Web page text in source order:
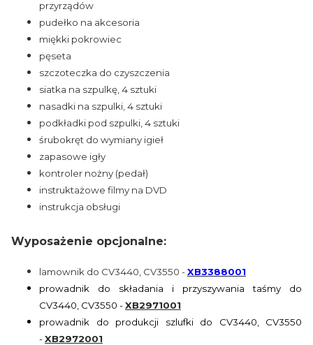
przyrządów
pudełko na akcesoria
miękki pokrowiec
pęseta
szczoteczka do czyszczenia
siatka na szpulkę, 4 sztuki
nasadki na szpulki, 4 sztuki
podkładki pod szpulki, 4 sztuki
śrubokręt do wymiany igieł
zapasowe igły
kontroler nożny (pedał)
instruktażowe filmy na DVD
instrukcja obsługi
Wyposażenie opcjonalne:
lamownik do CV3440, CV3550 -XB3388001
prowadnik do składania i przyszywania taśmy do
CV3440, CV3550 -XB2971001
prowadnik do produkcji szlufki do CV3440, CV3550
-XB2972001